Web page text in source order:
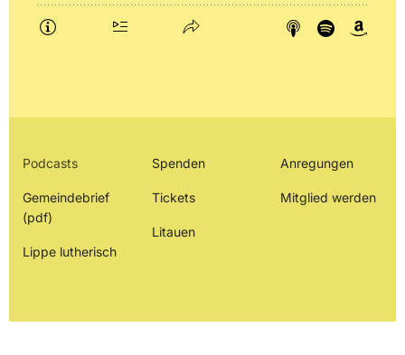
Podcasts
Gemeindebrief
(pdf)
Lippe lutherisch
Spenden
Tickets
Litauen
Anregungen
Mitglied werden